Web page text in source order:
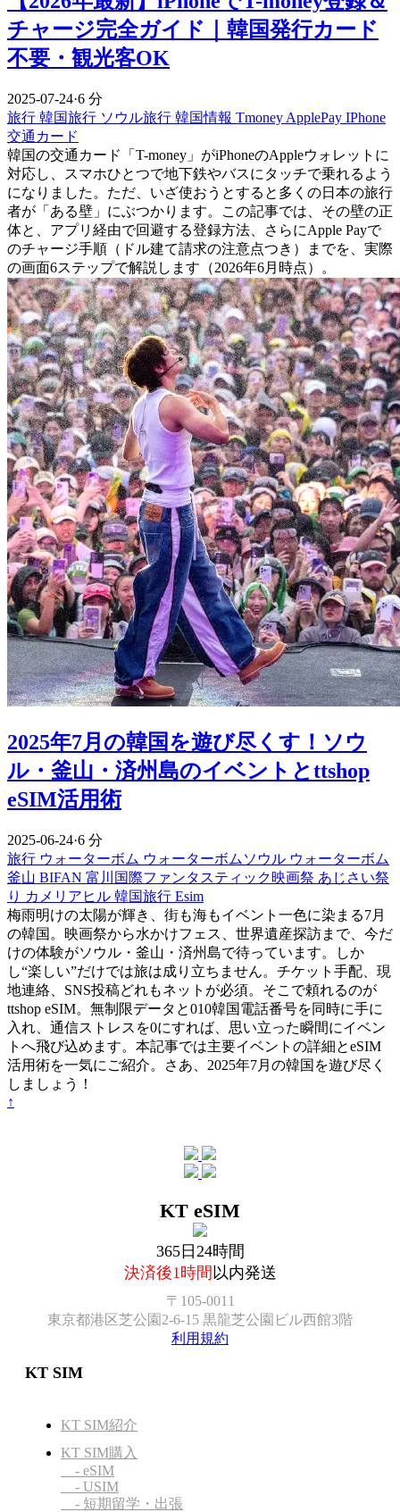
チャージ完全ガイド｜韓国発行カード
不要・観光客OK
2025-07-24·6 分
旅行 韓国旅行 ソウル旅行 韓国情報 Tmoney ApplePay IPhone
交通カード
韓国の交通カード「T-money」がiPhoneのAppleウォレットに
対応し、スマホひとつで地下鉄やバスにタッチで乗れるよう
になりました。ただ、いざ使おうとすると多くの日本の旅行
者が「ある壁」にぶつかります。この記事では、その壁の正
体と、アプリ経由で回避する登録方法、さらにApple Payで
のチャージ手順（ドル建て請求の注意点つき）までを、実際
の画面6ステップで解説します（2026年6月時点）。
2025年7月の韓国を遊び尽くす！ソウ
ル・釜山・済州島のイベントとttshop
eSIM活用術
2025-06-24·6 分
旅行 ウォーターボム ウォーターボムソウル ウォーターボム
釜山 BIFAN 富川国際ファンタスティック映画祭 あじさい祭
り カメリアヒル 韓国旅行 Esim
梅雨明けの太陽が輝き、街も海もイベント一色に染まる7月
の韓国。映画祭から水かけフェス、世界遺産探訪まで、今だ
けの体験がソウル・釜山・済州島で待っています。しか
し“楽しい”だけでは旅は成り立ちません。チケット手配、現
地連絡、SNS投稿どれもネットが必須。そこで頼れるのが
ttshop eSIM。無制限データと010韓国電話番号を同時に手に
入れ、通信ストレスを0にすれば、思い立った瞬間にイベン
トへ飛び込めます。本記事では主要イベントの詳細とeSIM
活用術を一気にご紹介。さあ、2025年7月の韓国を遊び尽く
しましょう！
↑
KT eSIM
365日24時間
決済後1時間 以内発送
〒105-0011
東京都港区芝公園2-6-15 黒龍芝公園ビル西館3階
利用規約
KT SIM
KT SIM紹介
KT SIM購入
- eSIM
- USIM
- 短期留学・出張